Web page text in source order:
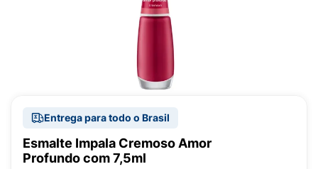
Entrega para todo o Brasil
Esmalte Impala Cremoso Amor
Profundo com 7,5ml